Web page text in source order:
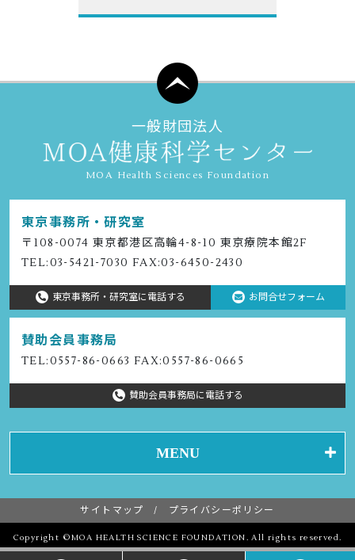
一般財団法人
MOA Health Sciences Foundation
東京事務所・研究室
〒108-0074 東京都港区⾼輪4-8-10 東京療院本館2F
TEL:03-5421-7030 FAX:03-6450-2430
東京事務所・研究室に電話する お問合せフォーム
賛助会員事務局
TEL:0557-86-0663 FAX:0557-86-0665
賛助会員事務局に電話する
MENU
サイトマップ プライバシーポリシー
Copyright ©MOA HEALTH SCIENCE FOUNDATION. All rights reserved.